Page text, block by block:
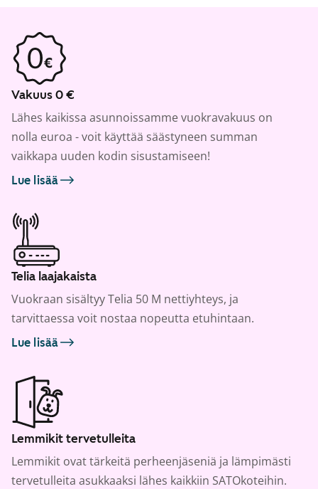
Vakuus 0 €
Lähes kaikissa asunnoissamme vuokravakuus on
nolla euroa - voit käyttää säästyneen summan
vaikkapa uuden kodin sisustamiseen!
Lue lisää
Telia laajakaista
Vuokraan sisältyy Telia 50 M nettiyhteys, ja
tarvittaessa voit nostaa nopeutta etuhintaan.
Lue lisää
Lemmikit tervetulleita
Lemmikit ovat tärkeitä perheenjäseniä ja lämpimästi
tervetulleita asukkaaksi lähes kaikkiin SATOkoteihin.